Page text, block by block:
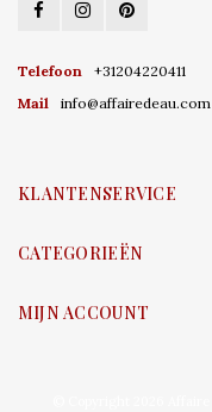
Telefoon
+31204220411
Mail
info@affairedeau.com
KLANTENSERVICE
CATEGORIEËN
MIJN ACCOUNT